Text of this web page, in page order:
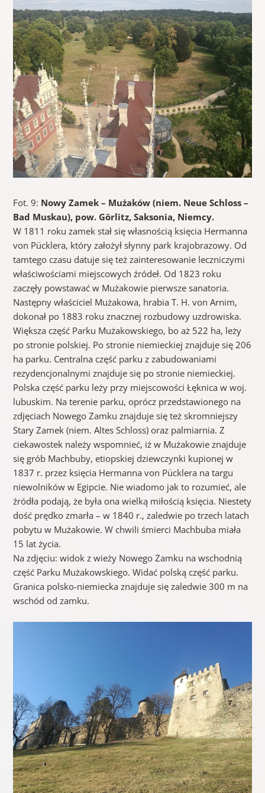
Fot. 9: Nowy Zamek – Mużaków (niem. Neue Schloss –
Bad Muskau), pow. Görlitz, Saksonia, Niemcy.
W 1811 roku zamek stał się własnością księcia Hermanna
von Pücklera, który założył słynny park krajobrazowy. Od
tamtego czasu datuje się też zainteresowanie leczniczymi
właściwościami miejscowych źródeł. Od 1823 roku
zaczęły powstawać w Mużakowie pierwsze sanatoria.
Następny właściciel Mużakowa, hrabia T. H. von Arnim,
dokonał po 1883 roku znacznej rozbudowy uzdrowiska.
Większa część Parku Mużakowskiego, bo aż 522 ha, leży
po stronie polskiej. Po stronie niemieckiej znajduje się 206
ha parku. Centralna część parku z zabudowaniami
rezydencjonalnymi znajduje się po stronie niemieckiej.
Polska część parku leży przy miejscowości Łęknica w woj.
lubuskim. Na terenie parku, oprócz przedstawionego na
zdjęciach Nowego Zamku znajduje się też skromniejszy
Stary Zamek (niem. Altes Schloss) oraz palmiarnia. Z
ciekawostek należy wspomnieć, iż w Mużakowie znajduje
się grób Machbuby, etiopskiej dziewczynki kupionej w
1837 r. przez księcia Hermanna von Pücklera na targu
niewolników w Egipcie. Nie wiadomo jak to rozumieć, ale
źródła podają, że była ona wielką miłością księcia. Niestety
dość prędko zmarła – w 1840 r., zaledwie po trzech latach
pobytu w Mużakowie. W chwili śmierci Machbuba miała
15 lat życia.
Na zdjęciu: widok z wieży Nowego Zamku na wschodnią
część Parku Mużakowskiego. Widać polską część parku.
Granica polsko-niemiecka znajduje się zaledwie 300 m na
wschód od zamku.